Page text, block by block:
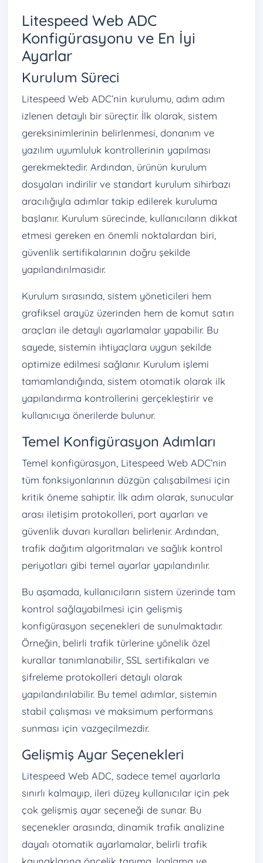
Litespeed Web ADC
Konfigürasyonu ve En İyi
Ayarlar
Kurulum Süreci
Litespeed Web ADC’nin kurulumu, adım adım
izlenen detaylı bir süreçtir. İlk olarak, sistem
gereksinimlerinin belirlenmesi, donanım ve
yazılım uyumluluk kontrollerinin yapılması
gerekmektedir. Ardından, ürünün kurulum
dosyaları indirilir ve standart kurulum sihirbazı
aracılığıyla adımlar takip edilerek kuruluma
başlanır. Kurulum sürecinde, kullanıcıların dikkat
etmesi gereken en önemli noktalardan biri,
güvenlik sertifikalarının doğru şekilde
yapılandırılmasıdır.
Kurulum sırasında, sistem yöneticileri hem
grafiksel arayüz üzerinden hem de komut satırı
araçları ile detaylı ayarlamalar yapabilir. Bu
sayede, sistemin ihtiyaçlara uygun şekilde
optimize edilmesi sağlanır. Kurulum işlemi
tamamlandığında, sistem otomatik olarak ilk
yapılandırma kontrollerini gerçekleştirir ve
kullanıcıya önerilerde bulunur.
Temel Konfigürasyon Adımları
Temel konfigürasyon, Litespeed Web ADC’nin
tüm fonksiyonlarının düzgün çalışabilmesi için
kritik öneme sahiptir. İlk adım olarak, sunucular
arası iletişim protokolleri, port ayarları ve
güvenlik duvarı kuralları belirlenir. Ardından,
trafik dağıtım algoritmaları ve sağlık kontrol
periyotları gibi temel ayarlar yapılandırılır.
Bu aşamada, kullanıcıların sistem üzerinde tam
kontrol sağlayabilmesi için gelişmiş
konfigürasyon seçenekleri de sunulmaktadır.
Örneğin, belirli trafik türlerine yönelik özel
kurallar tanımlanabilir, SSL sertifikaları ve
şifreleme protokolleri detaylı olarak
yapılandırılabilir. Bu temel adımlar, sistemin
stabil çalışması ve maksimum performans
sunması için vazgeçilmezdir.
Gelişmiş Ayar Seçenekleri
Litespeed Web ADC, sadece temel ayarlarla
sınırlı kalmayıp, ileri düzey kullanıcılar için pek
çok gelişmiş ayar seçeneği de sunar. Bu
seçenekler arasında, dinamik trafik analizine
dayalı otomatik ayarlamalar, belirli trafik